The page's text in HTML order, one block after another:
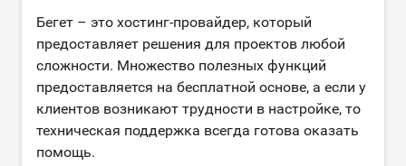
Бегет – это хостинг-провайдер, который
предоставляет решения для проектов любой
сложности. Множество полезных функций
предоставляется на бесплатной основе, а если у
клиентов возникают трудности в настройке, то
техническая поддержка всегда готова оказать
помощь.